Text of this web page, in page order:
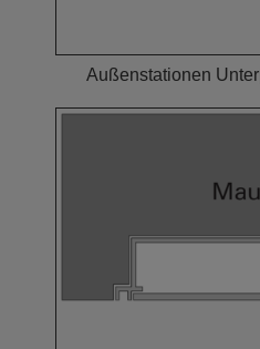
Außenstationen